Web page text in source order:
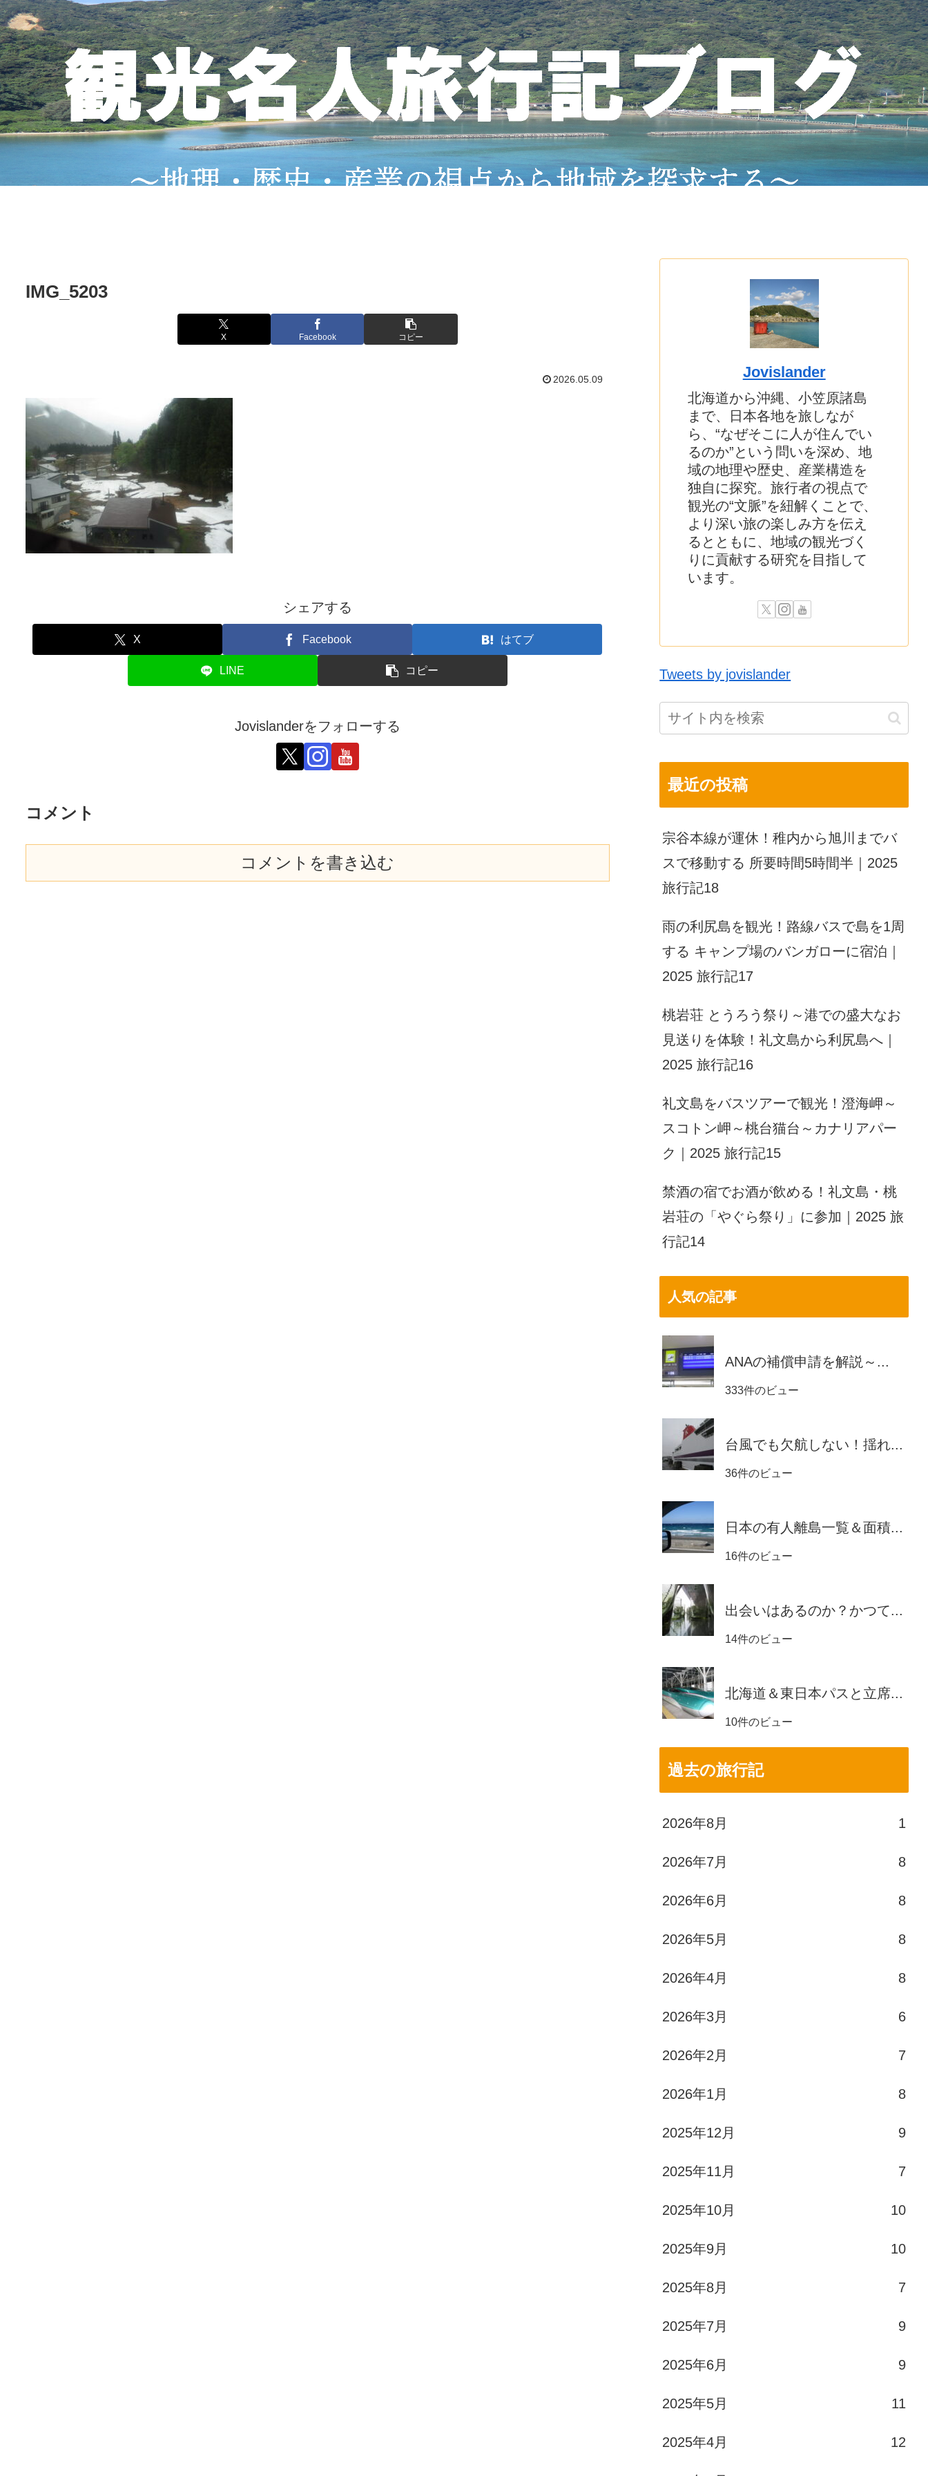
IMG_5203
X Facebook コピー
2026.05.09
シェアする
X Facebook はてブ
LINE コピー
Jovislanderをフォローする
コメント
コメントを書き込む
Jovislander
北海道から沖縄、小笠原諸島
まで、日本各地を旅しなが
ら、“なぜそこに人が住んでい
るのか”という問いを深め、地
域の地理や歴史、産業構造を
独自に探究。旅行者の視点で
観光の“文脈”を紐解くことで、
より深い旅の楽しみ方を伝え
るとともに、地域の観光づく
りに貢献する研究を目指して
います。
Tweets by jovislander
最近の投稿
宗谷本線が運休！稚内から旭川までバ
スで移動する 所要時間5時間半｜2025
旅行記18
雨の利尻島を観光！路線バスで島を1周
する キャンプ場のバンガローに宿泊｜
2025 旅行記17
桃岩荘 とうろう祭り～港での盛大なお
見送りを体験！礼文島から利尻島へ｜
2025 旅行記16
礼文島をバスツアーで観光！澄海岬～
スコトン岬～桃台猫台～カナリアパー
ク｜2025 旅行記15
禁酒の宿でお酒が飲める！礼文島・桃
岩荘の「やぐら祭り」に参加｜2025 旅
行記14
人気の記事
ANAの補償申請を解説～...
333件のビュー
台風でも欠航しない！揺れ...
36件のビュー
日本の有人離島一覧＆面積...
16件のビュー
出会いはあるのか？かつて...
14件のビュー
北海道＆東日本パスと立席...
10件のビュー
過去の旅行記
2026年8月 1
2026年7月 8
2026年6月 8
2026年5月 8
2026年4月 8
2026年3月 6
2026年2月 7
2026年1月 8
2025年12月 9
2025年11月 7
2025年10月 10
2025年9月 10
2025年8月 7
2025年7月 9
2025年6月 9
2025年5月 11
2025年4月 12